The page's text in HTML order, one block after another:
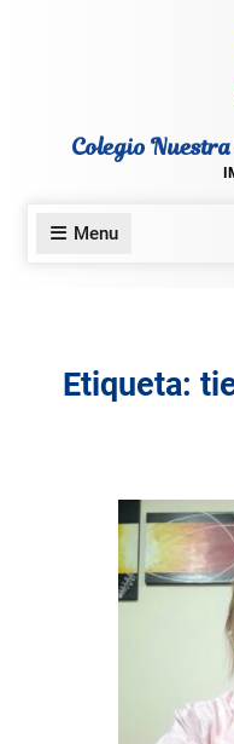
Colegio
Menu
Etiqueta: